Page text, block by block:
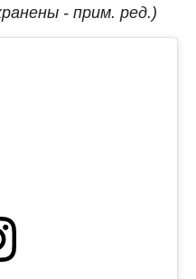
- прим. ред.)